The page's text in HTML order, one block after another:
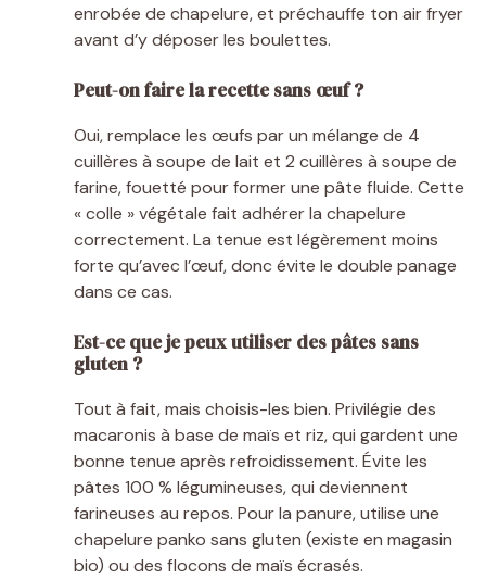
enrobée de chapelure, et préchauffe ton air fryer
avant d’y déposer les boulettes.
Peut-on faire la recette sans œuf ?
Oui, remplace les œufs par un mélange de 4
cuillères à soupe de lait et 2 cuillères à soupe de
farine, fouetté pour former une pâte fluide. Cette
« colle » végétale fait adhérer la chapelure
correctement. La tenue est légèrement moins
forte qu’avec l’œuf, donc évite le double panage
dans ce cas.
Est-ce que je peux utiliser des pâtes sans
gluten ?
Tout à fait, mais choisis-les bien. Privilégie des
macaronis à base de maïs et riz, qui gardent une
bonne tenue après refroidissement. Évite les
pâtes 100 % légumineuses, qui deviennent
farineuses au repos. Pour la panure, utilise une
chapelure panko sans gluten (existe en magasin
bio) ou des flocons de maïs écrasés.